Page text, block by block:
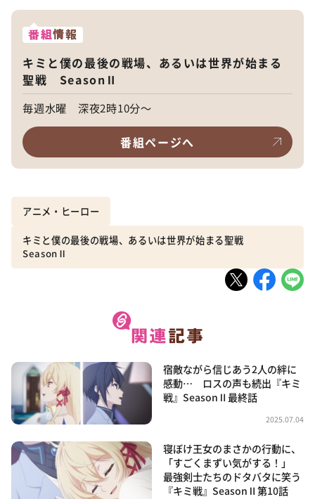
番組情報
キミと僕の最後の戦場、あるいは世界が始まる
聖戦 SeasonⅡ
毎週水曜 深夜2時10分～
番組ページへ
アニメ・ヒーロー
キミと僕の最後の戦場、あるいは世界が始まる聖戦
SeasonⅡ
宿敵ながら信じあう2人の絆に
感動… ロスの声も続出『キミ
戦』SeasonⅡ最終話
2025.07.04
寝ぼけ王女のまさかの行動に、
「すごくまずい気がする！」
最強剣士たちのドタバタに笑う
『キミ戦』SeasonⅡ第10話